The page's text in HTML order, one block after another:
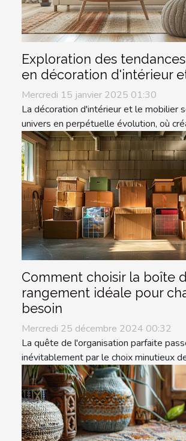
Exploration des
en décoration d'intérieur
Mercredi 15 janvier 2025 01:30
La décoration d'intérieur et le mobilier
univers en perpétuelle évolution, où
Comment choisir la boîte
rangement idéale pour
besoin
Mercredi 25 décembre 2024 00:32
La quête de l'organisation parfaite
inévitablement par le choix minutieux